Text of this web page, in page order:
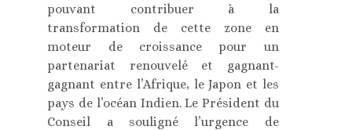
pouvant contribuer à la
transformation de cette zone en
moteur de croissance pour un
partenariat renouvelé et gagnant-
gagnant entre l’Afrique, le Japon et les
pays de l’océan Indien. Le Président du
Conseil a souligné l’urgence de